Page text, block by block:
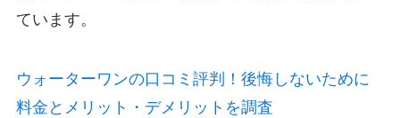
ています。
ウォーターワンの口コミ評判！後悔しないために
料金とメリット・デメリットを調査